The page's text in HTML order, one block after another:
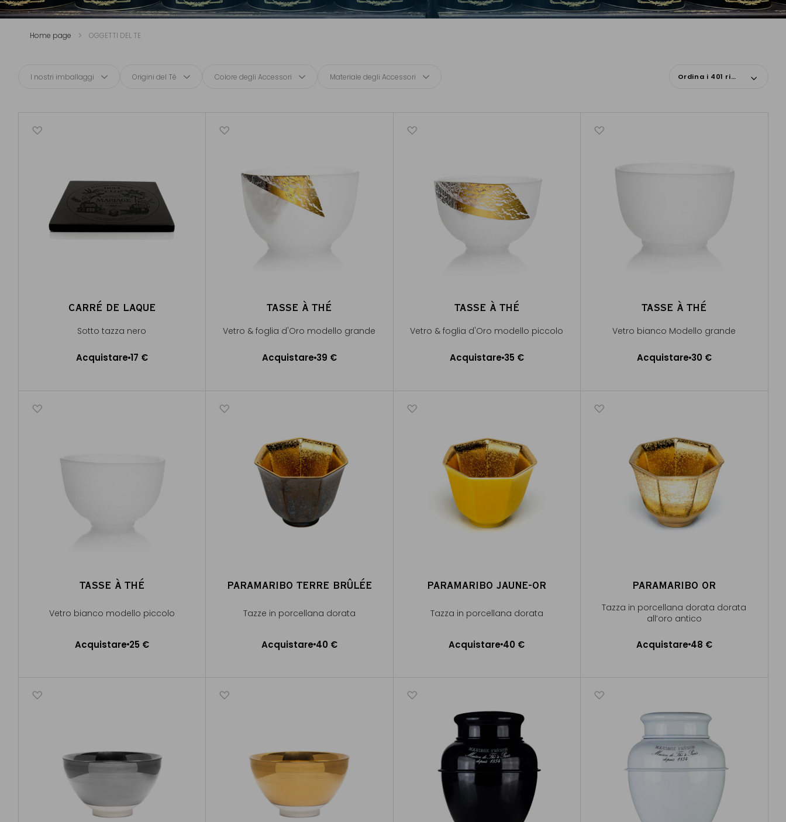
Home page OGGETTI DEL TE
I nostri imballaggi Origini del Tè Colore degli Accessori Materiale degli Accessori Ordina i 401 risultati
CARRÉ DE LAQUE
Sotto tazza nero
Acquistare 17 €
TASSE À THÉ
Vetro & foglia d'Oro modello grande
Acquistare 39 €
TASSE À THÉ
Vetro & foglia d'Oro modello piccolo
Acquistare 35 €
TASSE À THÉ
Vetro bianco Modello grande
Acquistare 30 €
TASSE À THÉ
Vetro bianco modello piccolo
Acquistare 25 €
PARAMARIBO TERRE BRÛLÉE
Tazze in porcellana dorata
Acquistare 40 €
PARAMARIBO JAUNE-OR
Tazza in porcellana dorata
Acquistare 40 €
PARAMARIBO OR
Tazza in porcellana dorata dorata
all’oro antico
Acquistare 48 €